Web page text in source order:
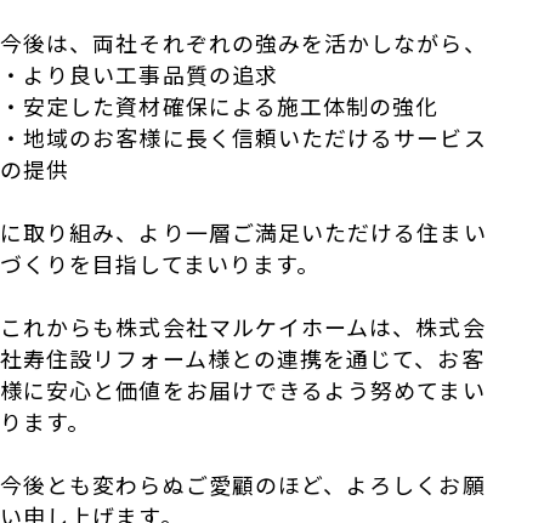
今後は、両社それぞれの強みを活かしながら、
・より良い工事品質の追求
・安定した資材確保による施工体制の強化
・地域のお客様に長く信頼いただけるサービス
の提供
に取り組み、より一層ご満足いただける住まい
づくりを目指してまいります。
これからも株式会社マルケイホームは、株式会
社寿住設リフォーム様との連携を通じて、お客
様に安心と価値をお届けできるよう努めてまい
ります。
今後とも変わらぬご愛顧のほど、よろしくお願
い申し上げます。